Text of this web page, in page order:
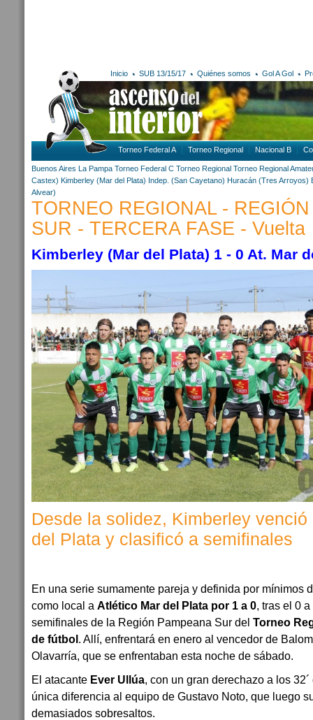
Inicio SUB 13/15/17 Quiénes somos Gol A Gol
Torneo Federal A Torneo Regional Nacional B
Buenos Aires La Pampa Torneo Federal C Torneo Regional Torneo Regional
Castex) Kimberley (Mar del Plata) Indep. (San Cayetano) Huracán (Tres Arroyos)
Alvear)
TORNEO REGIONAL -
SUR - TERCERA FASE - Vuelta
Kimberley (Mar del Plata) 1 - 0 At. Mar
Desde la solidez, Kimberley venció
del Plata y clasificó a semifinales
En una serie sumamente pareja y definida por mínimos
como local a Atlético Mar del Plata por 1 a 0, tras el 0
semifinales de la Región Pampeana Sur del Torneo
de fútbol. Allí, enfrentará en enero al vencedor de
Olavarría, que se enfrentaban esta noche de sábado.
El atacante Ever Ullúa, con un gran derechazo a los
única diferencia al equipo de Gustavo Noto, que luego
demasiados sobresaltos.